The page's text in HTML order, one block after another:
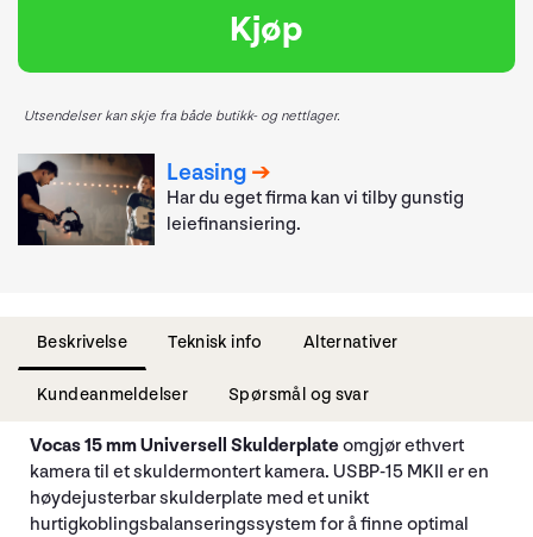
Kjøp
Utsendelser kan skje fra både butikk- og nettlager.
Leasing
Har du eget firma kan vi tilby gunstig
leiefinansiering.
Beskrivelse Teknisk info Alternativer
Kundeanmeldelser Spørsmål og svar
Vocas 15 mm Universell Skulderplateomgjør ethvert
kamera til et skuldermontert kamera. USBP-15 MKII er en
høydejusterbar skulderplate med et unikt
hurtigkoblingsbalanseringssystem for å finne optimal